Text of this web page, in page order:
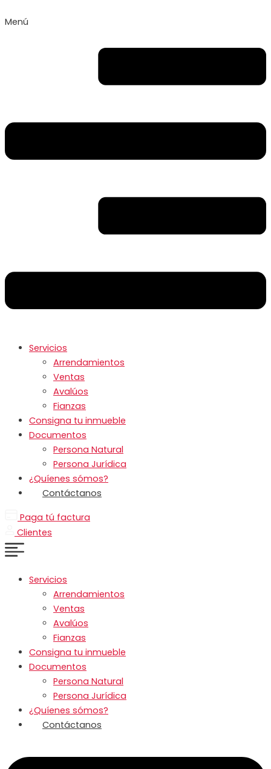
Menú
Servicios
Arrendamientos
Ventas
Avalúos
Fianzas
Consigna tu inmueble
Documentos
Persona Natural
Persona Jurídica
¿Quíenes sómos?
Contáctanos
Paga tú factura
Clientes
Servicios
Arrendamientos
Ventas
Avalúos
Fianzas
Consigna tu inmueble
Documentos
Persona Natural
Persona Jurídica
¿Quíenes sómos?
Contáctanos